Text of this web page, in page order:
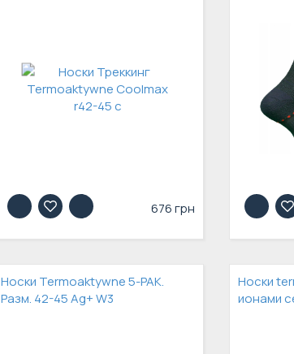
676 грн
Носки Termoaktywne 5-PAK.
Разм. 42-45 Ag+ W3
Носки
ионами